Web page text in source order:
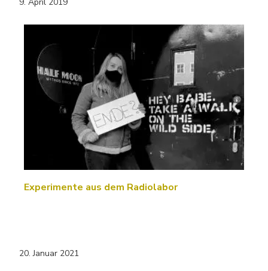
9. April 2019
Experimente aus dem Radiolabor
20. Januar 2021